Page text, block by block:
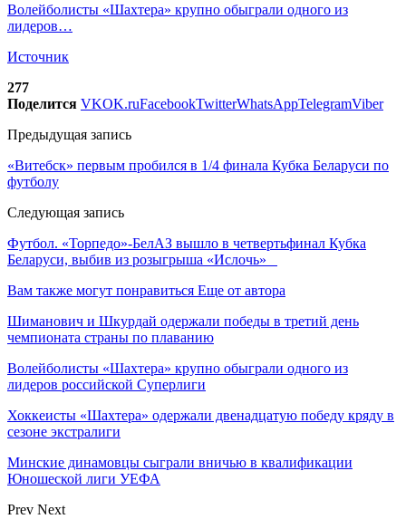
Волейболисты «Шахтера» крупно обыграли одного из
лидеров…
Источник
277
Поделится VKOK.ruFacebookTwitterWhatsAppTelegramViber
Предыдущая запись
«Витебск» первым пробился в 1/4 финала Кубка Беларуси по
футболу
Следующая запись
Футбол. «Торпедо»-БелАЗ вышло в четвертьфинал Кубка
Беларуси, выбив из розыгрыша «Ислочь»
Вам также могут понравиться Еще от автора
Шиманович и Шкурдай одержали победы в третий день
чемпионата страны по плаванию
Волейболисты «Шахтера» крупно обыграли одного из
лидеров российской Суперлиги
Хоккеисты «Шахтера» одержали двенадцатую победу кряду в
сезоне экстралиги
Минские динамовцы сыграли вничью в квалификации
Юношеской лиги УЕФА
Prev Next